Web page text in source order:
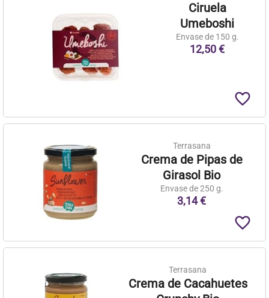
Ciruela
Umeboshi
Envase de 150 g.
12,50 €
favorite_border
Terrasana
Crema de Pipas de
Girasol Bio
Envase de 250 g.
3,14 €
favorite_border
Terrasana
Crema de Cacahuetes